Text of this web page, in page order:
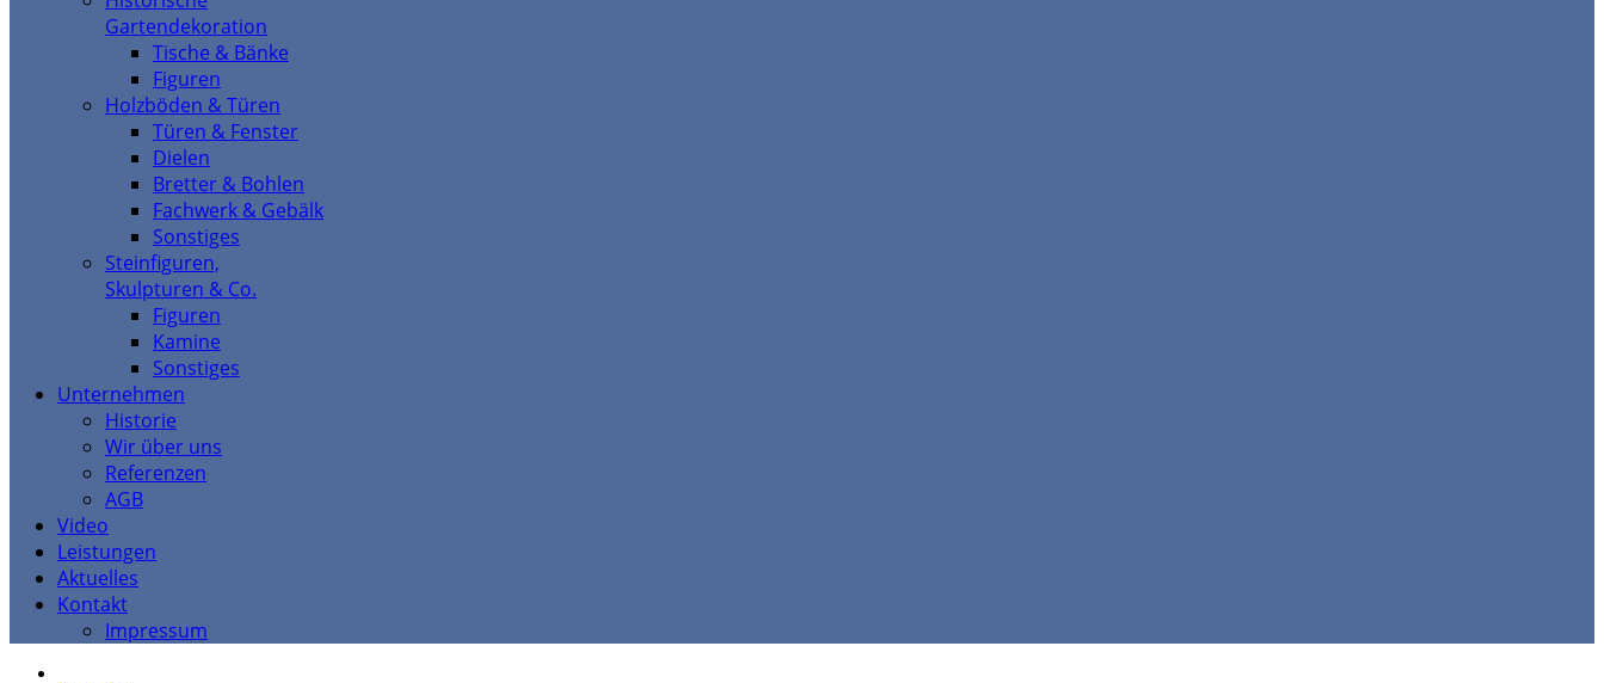
Gartendekoration
Tische & Bänke
Figuren
Holzböden & Türen
Türen & Fenster
Dielen
Bretter & Bohlen
Fachwerk & Gebälk
Sonstiges
Steinfiguren,
Skulpturen & Co.
Figuren
Kamine
Sonstiges
Unternehmen
Historie
Wir über uns
Referenzen
AGB
Video
Leistungen
Aktuelles
Kontakt
Impressum